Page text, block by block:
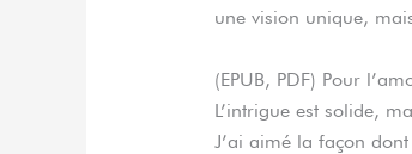
une vision unique,
(EPUB, PDF) Pour
L’intrigue est solide,
J’ai aimé la façon